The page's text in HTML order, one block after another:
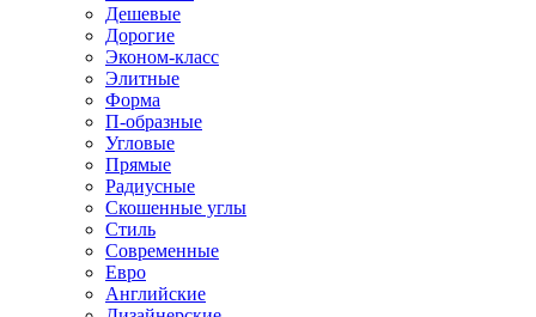
Дешевые
Дорогие
Эконом-класс
Элитные
Форма
П-образные
Угловые
Прямые
Радиусные
Скошенные углы
Стиль
Современные
Евро
Английские